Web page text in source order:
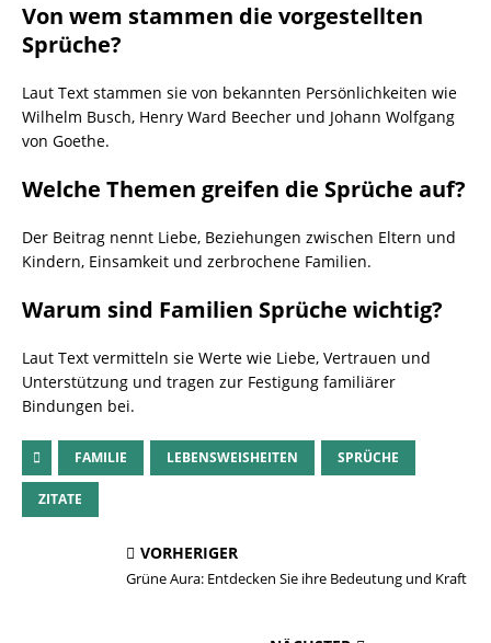
Von wem stammen die vorgestellten
Sprüche?
Laut Text stammen sie von bekannten Persönlichkeiten wie
Wilhelm Busch, Henry Ward Beecher und Johann Wolfgang
von Goethe.
Welche Themen greifen die Sprüche auf?
Der Beitrag nennt Liebe, Beziehungen zwischen Eltern und
Kindern, Einsamkeit und zerbrochene Familien.
Warum sind Familien Sprüche wichtig?
Laut Text vermitteln sie Werte wie Liebe, Vertrauen und
Unterstützung und tragen zur Festigung familiärer
Bindungen bei.
FAMILIE LEBENSWEISHEITEN SPRÜCHE
ZITATE
VORHERIGER
Grüne Aura: Entdecken Sie ihre Bedeutung und Kraft